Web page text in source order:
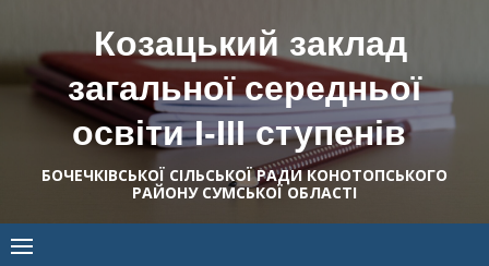
content
Козацький заклад
загальної середньої
освіти І-ІІІ ступенів
БОЧЕЧКІВСЬКОЇ СІЛЬСЬКОЇ РАДИ КОНОТОПСЬКОГО
РАЙОНУ СУМСЬКОЇ ОБЛАСТІ